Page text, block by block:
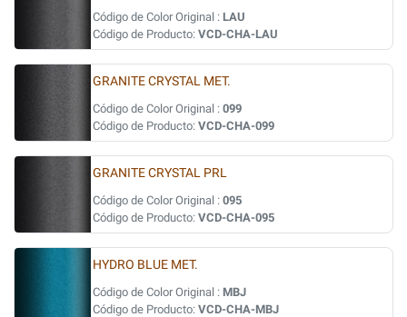
Código de Color Original : LAU
Código de Producto: VCD-CHA-LAU
GRANITE CRYSTAL MET.
Código de Color Original : 099
Código de Producto: VCD-CHA-099
GRANITE CRYSTAL PRL
Código de Color Original : 095
Código de Producto: VCD-CHA-095
HYDRO BLUE MET.
Código de Color Original : MBJ
Código de Producto: VCD-CHA-MBJ